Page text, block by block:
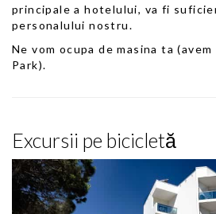
principale a hotelului, va fi
personalului nostru.
Ne vom ocupa de masina ta
Park).
Excursii pe bicicletă